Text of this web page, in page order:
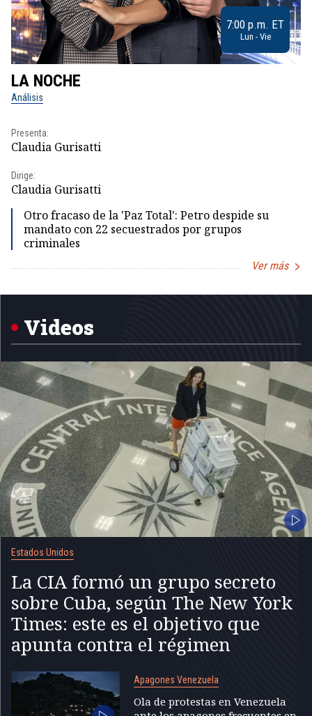
7:00 p.m. ET
Lun - Vie
LA NOCHE
Análisis
Presenta:
Claudia Gurisatti
Dirige:
Claudia Gurisatti
Otro fracaso de la 'Paz Total': Petro despide su
mandato con 22 secuestrados por grupos
criminales
Ver más
1
Videos
Estados Unidos
La CIA formó un grupo secreto
sobre Cuba, según The New York
Times: este es el objetivo que
apunta contra el régimen
Apagones Venezuela
Ola de protestas en Venezuela